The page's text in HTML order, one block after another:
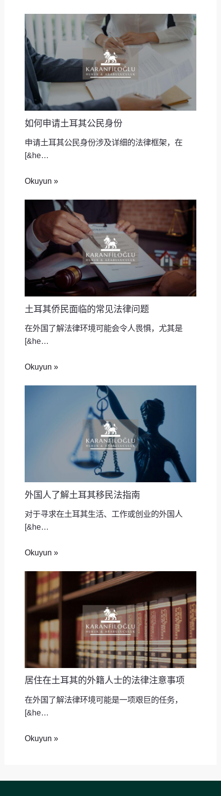
如何申请土耳其公民身份
申请土耳其公民身份涉及详细的法律框架，在
[&he…
Okuyun »
土耳其侨民面临的常见法律问题
在外国了解法律环境可能会令人畏惧，尤其是
[&he…
Okuyun »
外国人了解土耳其移民法指南
对于寻求在土耳其生活、工作或创业的外国人
[&he…
Okuyun »
居住在土耳其的外籍人士的法律注意事项
在外国了解法律环境可能是一项艰巨的任务，
[&he…
Okuyun »